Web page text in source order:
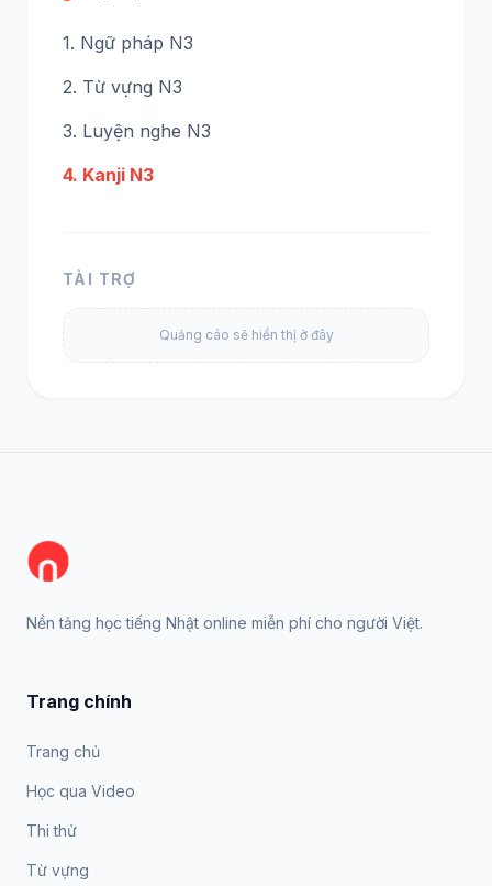
1. Ngữ pháp N3
2. Từ vựng N3
3. Luyện nghe N3
4. Kanji N3
TÀI TRỢ
Quảng cáo sẽ hiển thị ở đây
Nền tảng học tiếng Nhật online miễn phí cho người Việt.
Trang chính
Trang chủ
Học qua Video
Thi thử
Từ vựng